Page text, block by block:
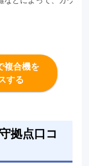
複合機を
する
拠点口コ